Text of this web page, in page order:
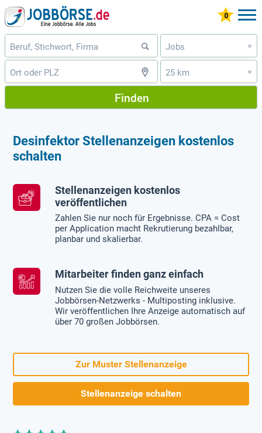
Jobs »
25 km »
Finden
Desinfektor Stellenanzeigen kostenlos
schalten
Stellenanzeigen kostenlos
veröffentlichen
Zahlen Sie nur noch für Ergebnisse. CPA = Cost
per Application macht Rekrutierung bezahlbar,
planbar und skalierbar.
Mitarbeiter finden ganz einfach
Nutzen Sie die volle Reichweite unseres
Jobbörsen-Netzwerks - Multiposting inklusive.
Wir veröffentlichen Ihre Anzeige automatisch auf
über 70 großen Jobbörsen.
Zur Muster Stellenanzeige
Stellenanzeige schalten